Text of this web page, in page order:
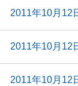
2011年10月12
2011年10月12
2011年10月12